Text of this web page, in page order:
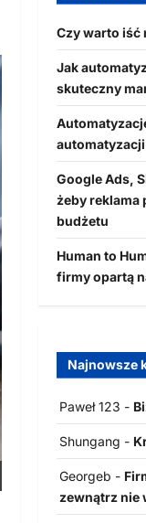
Czy warto iść
Jak
skuteczny
Google Ads,
żeby reklama
budżetu
Human to
firmy opartą
Najnowsze
Paweł 123 -
Shungang -
Georgeb -
zewnątrz nie